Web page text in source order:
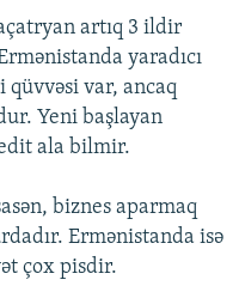
artıq 3 ildir
yaradıcı
qüvvəsi var, ancaq
Yeni başlayan
ala bilmir.
biznes aparmaq
Ermənistanda isə
çox pisdir.